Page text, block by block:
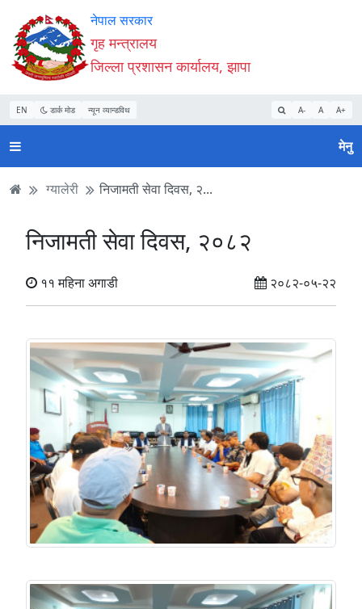
Accessibility
Mode
सुरु
गर्नुहोस्
सामाग्री
पढ्नुहाेस्
नेभिगेसन
पढ्नुहाेस्
वेबसाइट
खोजमा
जानुहोस्
नेपाल सरकार
गृह मन्त्रालय
जिल्ला प्रशासन कार्यालय, झापा
EN डार्क मोड न्यून व्यान्डविथ A- A A+
मेनु
ग्यालेरी निजामती सेवा दिवस, २...
निजामती सेवा दिवस, २०८२
११ महिना अगाडी २०८२-०५-२२